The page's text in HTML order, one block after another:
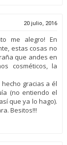
20 julio, 2016
me alegro! En
estas cosas no
que andes en
cosméticos, la
gracias a él
(no entiendo el
que ya lo hago).
Besitos!!!